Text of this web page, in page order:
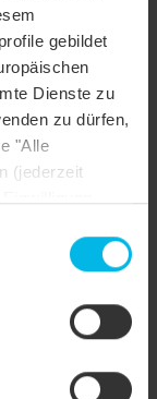
gebildet
Dienste zu
zu dürfen,
"Alle
(jederzeit